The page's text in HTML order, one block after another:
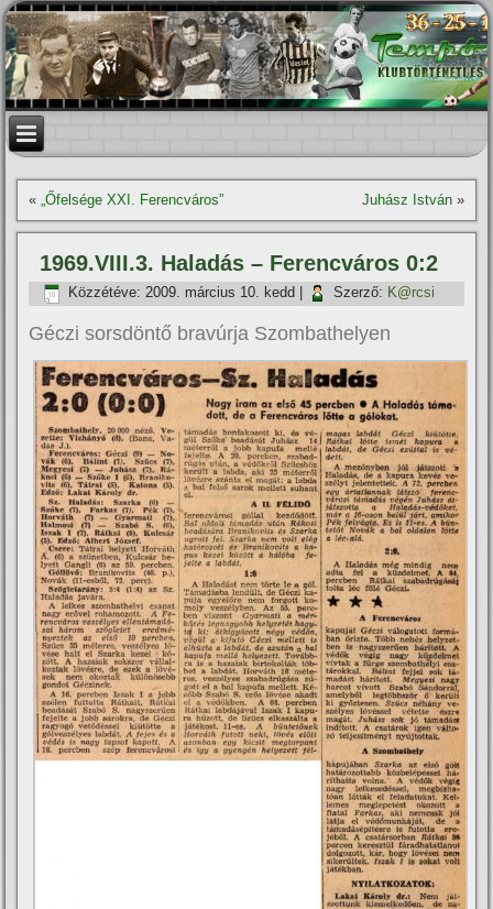
«„Őfelsége XXI. Ferencváros” Juhász István»
1969.VIII.3. Haladás – Ferencváros 0:2
Közzétéve: 2009. március 10. kedd Szerző: K@rcsi
Géczi sorsdöntő bravúrja Szombathelyen